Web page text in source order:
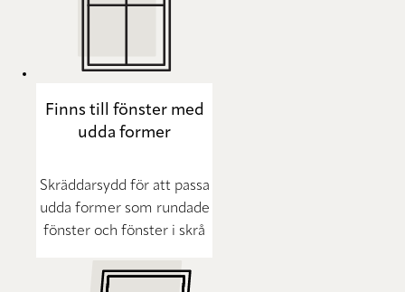
Finns till fönster med
udda former
Skräddarsydd för att passa
udda former som rundade
fönster och fönster i skrå